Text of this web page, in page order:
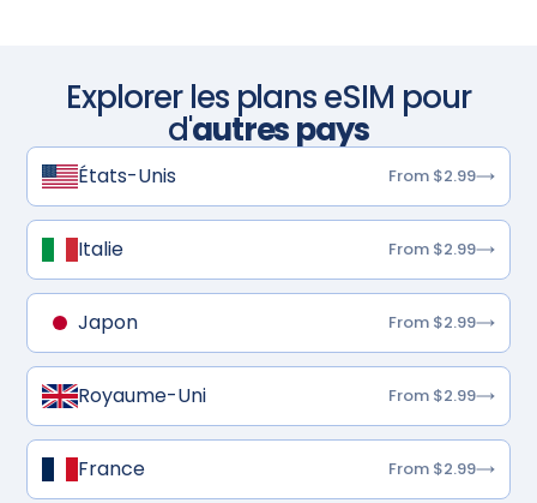
Explorer les plans eSIM pour
d'autres pays
États-Unis From $2.99
Italie From $2.99
Japon From $2.99
Royaume-Uni From $2.99
France From $2.99